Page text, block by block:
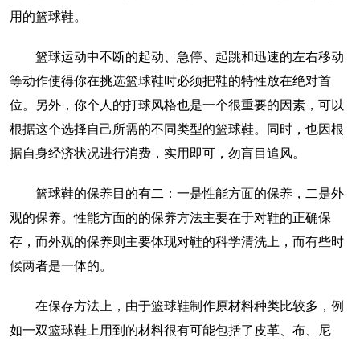
用的篮球鞋。
篮球运动中不断的起动、急停、起跳和迅速的左右移动
等动作使得你在挑选篮球鞋时必须把鞋的特性放在绝对首
位。另外，你个人的打球风格也是一个很重要的因素，可以
根据这个选择自己所需的不同类型的篮球鞋。同时，也因根
据自身经济状况进行消费，实用即可，勿盲目追风。
篮球鞋的保养目的有二：一是性能方面的保养，二是外
观的保养。性能方面的的保养方法主要在于对鞋的正确保
存，而外观的保养则主要体现对鞋的科学清洗上，而有些时
候两者是一体的。
在保存方法上，由于篮球鞋制作原材料种类比较多，例
如一双篮球鞋上用到的材料很有可能包括了皮革、布、尼